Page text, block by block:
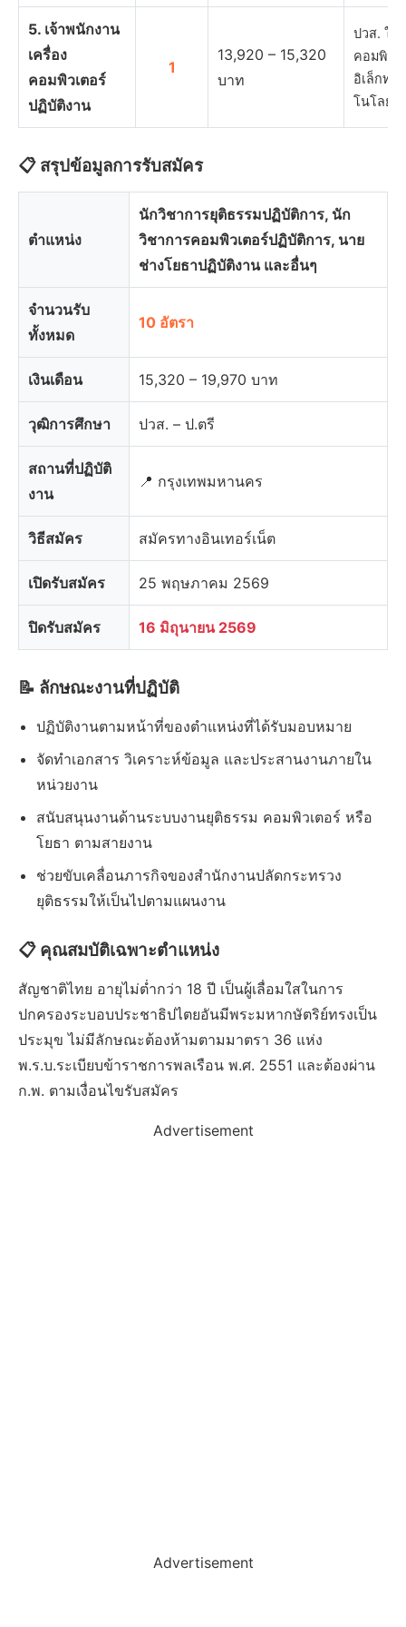
5. เจ้าพนักงาน
เครื่อง
คอมพิวเตอร์
ปฏิบัติงาน
1
13,920 – 15,320
บาท
ปวส. ใน
คอมพิวเ
อิเล็กทร
โนโลย…
📋 สรุปข้อมูลการรับสมัคร
ตำแหน่ง
นักวิชาการยุติธรรมปฏิบัติการ, นัก
วิชาการคอมพิวเตอร์ปฏิบัติการ, นาย
ช่างโยธาปฏิบัติงาน และอื่นๆ
จำนวนรับ
ทั้งหมด
10 อัตรา
เงินเดือน 15,320 – 19,970 บาท
วุฒิการศึกษา ปวส. – ป.ตรี
สถานที่ปฏิบัติ
งาน
📍 กรุงเทพมหานคร
วิธีสมัคร สมัครทางอินเทอร์เน็ต
เปิดรับสมัคร 25 พฤษภาคม 2569
ปิดรับสมัคร 16 มิถุนายน 2569
📝 ลักษณะงานที่ปฏิบัติ
ปฏิบัติงานตามหน้าที่ของตำแหน่งที่ได้รับมอบหมาย
จัดทำเอกสาร วิเคราะห์ข้อมูล และประสานงานภายใน
หน่วยงาน
สนับสนุนงานด้านระบบงานยุติธรรม คอมพิวเตอร์ หรือ
โยธา ตามสายงาน
ช่วยขับเคลื่อนภารกิจของสำนักงานปลัดกระทรวง
ยุติธรรมให้เป็นไปตามแผนงาน
📋 คุณสมบัติเฉพาะตำแหน่ง
สัญชาติไทย อายุไม่ต่ำกว่า 18 ปี เป็นผู้เลื่อมใสในการ
ปกครองระบอบประชาธิปไตยอันมีพระมหากษัตริย์ทรงเป็น
ประมุข ไม่มีลักษณะต้องห้ามตามมาตรา 36 แห่ง
พ.ร.บ.ระเบียบข้าราชการพลเรือน พ.ศ. 2551 และต้องผ่าน
ก.พ. ตามเงื่อนไขรับสมัคร
Advertisement
Advertisement